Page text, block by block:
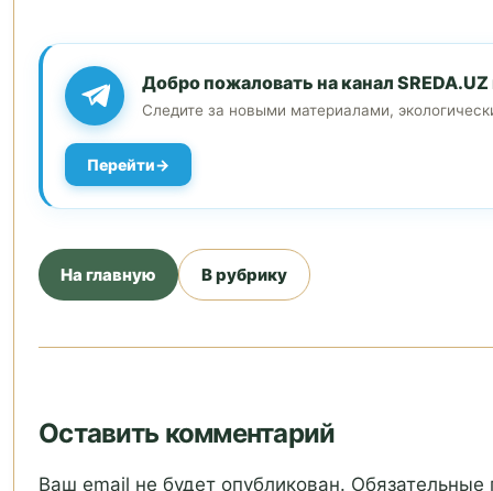
Добро пожаловать на канал
Следите за новыми материалами,
Перейти
На главную В рубрику
Оставить комментарий
Ваш email не будет опубликован.